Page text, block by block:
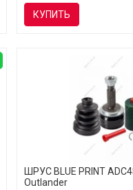
КУПИТЬ
ШРУС BLUE PRINT
Outlander